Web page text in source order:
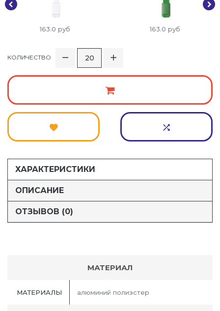
163.0 руб 163.0 руб
КОЛИЧЕСТВО
ХАРАКТЕРИСТИКИ
ОПИСАНИЕ
ОТЗЫВОВ (0)
МАТЕРИАЛ
МАТЕРИАЛЫ алюминий полиэстер